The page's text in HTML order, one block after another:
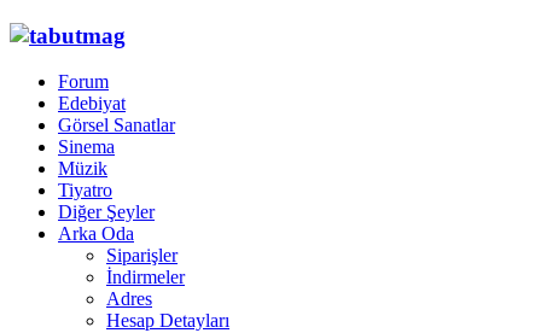
Forum
Edebiyat
Görsel Sanatlar
Sinema
Müzik
Tiyatro
Diğer Şeyler
Arka Oda
Siparişler
İndirmeler
Adres
Hesap Detayları